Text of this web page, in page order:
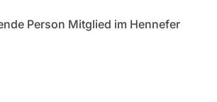
Person Mitglied im Hennefer